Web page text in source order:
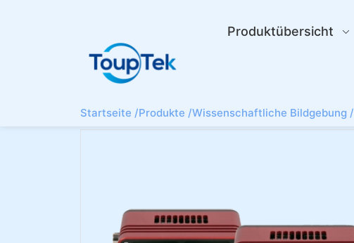
Produktübersicht
Startseite /Produkte /Wissenschaftliche Bildgebung /